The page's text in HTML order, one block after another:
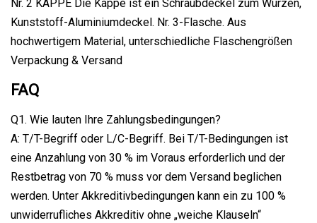
Nr. 2 KAPPE Die Kappe ist ein Schraubdeckel zum Würzen,
Kunststoff-Aluminiumdeckel. Nr. 3-Flasche. Aus
hochwertigem Material, unterschiedliche Flaschengrößen
Verpackung & Versand
FAQ
Q1. Wie lauten Ihre Zahlungsbedingungen?
A: T/T-Begriff oder L/C-Begriff. Bei T/T-Bedingungen ist
eine Anzahlung von 30 % im Voraus erforderlich und der
Restbetrag von 70 % muss vor dem Versand beglichen
werden. Unter Akkreditivbedingungen kann ein zu 100 %
unwiderrufliches Akkreditiv ohne „weiche Klauseln“